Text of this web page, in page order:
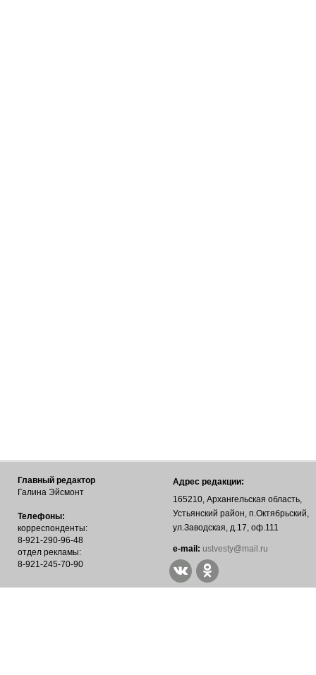
Главный редактор
Галина Эйсмонт
Телефоны:
корреспонденты:
8-921-290-96-48
отдел рекламы:
8-921-245-70-90
Адрес редакции:
165210, Архангельская область,
Устьянский район, п.Октябрьский,
ул.Заводская, д.17, оф.111
е-mail: ustvesty@mail.ru